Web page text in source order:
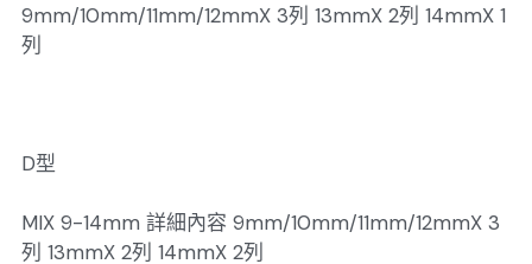
9mm/10mm/11mm/12mmX 3列 13mmX 2列 14mmX 1
列
D型
MIX 9-14mm 詳細內容 9mm/10mm/11mm/12mmX 3
列 13mmX 2列 14mmX 2列